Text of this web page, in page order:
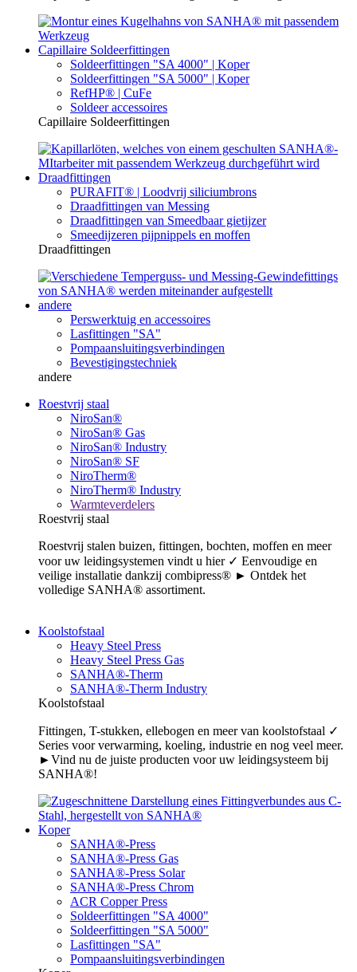
Capillaire Soldeerfittingen
Soldeerfittingen "SA 4000" | Koper
Soldeerfittingen "SA 5000" | Koper
RefHP® | CuFe
Soldeer accessoires
Capillaire Soldeerfittingen
Draadfittingen
PURAFIT® | Loodvrij siliciumbrons
Draadfittingen van Messing
Draadfittingen van Smeedbaar gietijzer
Smeedijzeren pijpnippels en moffen
Draadfittingen
andere
Perswerktuig en accessoires
Lasfittingen "SA"
Pompaansluitingsverbindingen
Bevestigingstechniek
andere
Roestvrij staal
NiroSan®
NiroSan® Gas
NiroSan® Industry
NiroSan® SF
NiroTherm®
NiroTherm® Industry
Warmteverdelers
Roestvrij staal
Roestvrij stalen buizen, fittingen, bochten, moffen en meer
voor uw leidingsystemen vindt u hier ✓ Eenvoudige en
veilige installatie dankzij combipress® ► Ontdek het
volledige SANHA® assortiment.
Koolstofstaal
Heavy Steel Press
Heavy Steel Press Gas
SANHA®-Therm
SANHA®-Therm Industry
Koolstofstaal
Fittingen, T-stukken, ellebogen en meer van koolstofstaal ✓
Series voor verwarming, koeling, industrie en nog veel meer.
►Vind nu de juiste producten voor uw leidingsysteem bij
SANHA®!
Koper
SANHA®-Press
SANHA®-Press Gas
SANHA®-Press Solar
SANHA®-Press Chrom
ACR Copper Press
Soldeerfittingen "SA 4000"
Soldeerfittingen "SA 5000"
Lasfittingen "SA"
Pompaansluitingsverbindingen